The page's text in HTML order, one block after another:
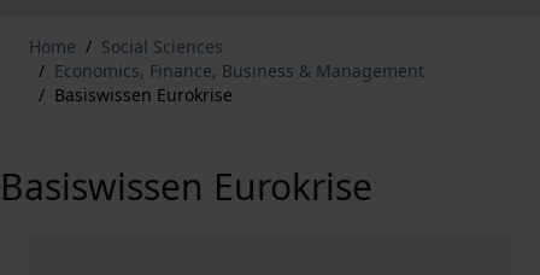
Home / Social Sciences
/ Economics, Finance, Business & Management
/ Basiswissen Eurokrise
Basiswissen Eurokrise